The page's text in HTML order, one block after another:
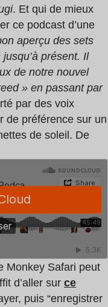
. Et qui de mieux
ce podcast d’une
aperçu des sets
présent. Il
de notre nouvel
» en passant par
par des voix
de préférence sur un
de soleil. De
Monkey Safari peut
d’aller sur ce
puis “enregistrer